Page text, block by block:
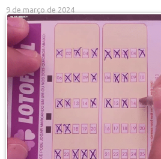
9 de março de 2024